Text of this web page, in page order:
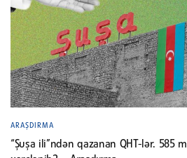
ARAŞDIRMA
“Şuşa ili”ndən qazanan QHT-lər. 585